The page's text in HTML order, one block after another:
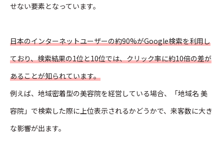
せない要素となっています。
日本のインターネットユーザーの約90%がGoogle検索を利用し
ており、検索結果の1位と10位では、クリック率に約10倍の差が
あることが知られています。
例えば、地域密着型の美容院を経営している場合、「地域名 美
容院」で検索した際に上位表示されるかどうかで、来客数に大き
な影響が出ます。